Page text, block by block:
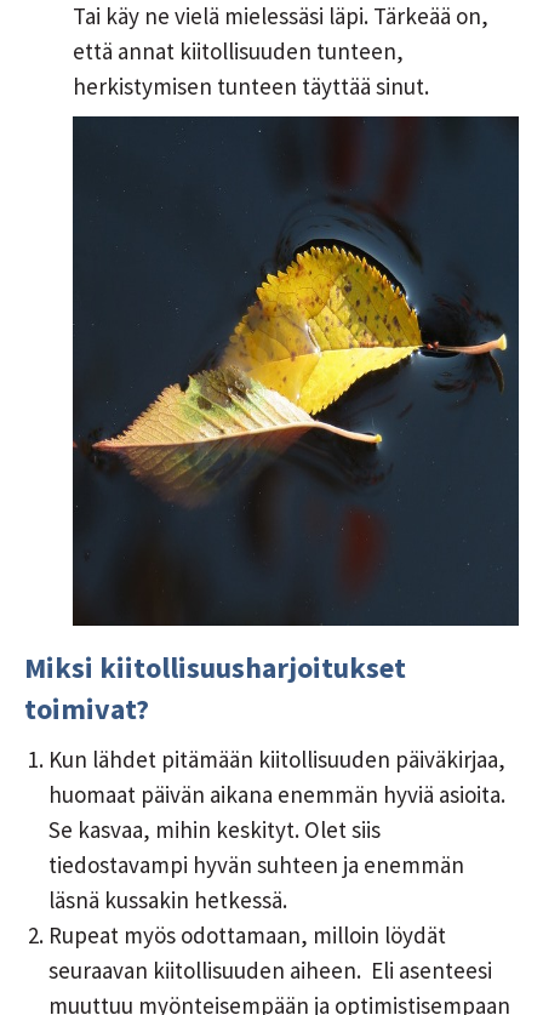
Tai käy ne vielä mielessäsi läpi. Tärkeää on,
että annat kiitollisuuden tunteen,
herkistymisen tunteen täyttää sinut.
Miksi kiitollisuusharjoitukset
toimivat?
Kun lähdet pitämään kiitollisuuden päiväkirjaa,
huomaat päivän aikana enemmän hyviä asioita.
Se kasvaa, mihin keskityt. Olet siis
tiedostavampi hyvän suhteen ja enemmän
läsnä kussakin hetkessä.
Rupeat myös odottamaan, milloin löydät
seuraavan kiitollisuuden aiheen. Eli asenteesi
muuttuu myönteisempään ja optimistisempaan